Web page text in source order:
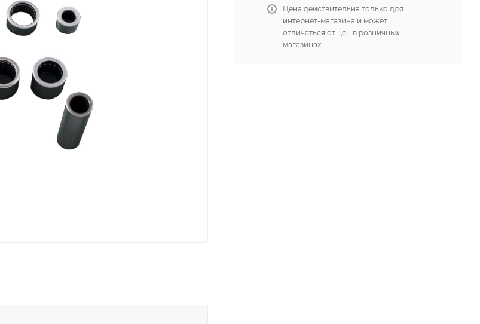
Цена действительна только для
интернет-магазина и может
отличаться от цен в розничных
магазинах